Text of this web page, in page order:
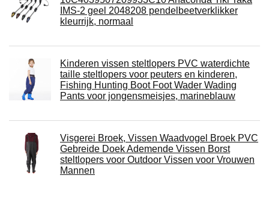
IMS-2 geel 2048208 pendelbeetverklikker
kleurrijk, normaal
Kinderen vissen steltlopers PVC waterdichte
taille steltlopers voor peuters en kinderen,
Fishing Hunting Boot Foot Wader Wading
Pants voor jongensmeisjes, marineblauw
Visgerei Broek, Vissen Waadvogel Broek PVC
Gebreide Doek Ademende Vissen Borst
steltlopers voor Outdoor Vissen voor Vrouwen
Mannen